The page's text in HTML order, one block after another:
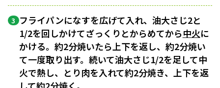
3 フライパンになすを広げて入れ、油大さじ2と
1/2を回しかけてざっくりとからめてから中火に
かける。約2分焼いたら上下を返し、約2分焼い
て一度取り出す。続いて油大さじ1/2を足して中
火で熱し、とり肉を入れて約2分焼き、上下を返